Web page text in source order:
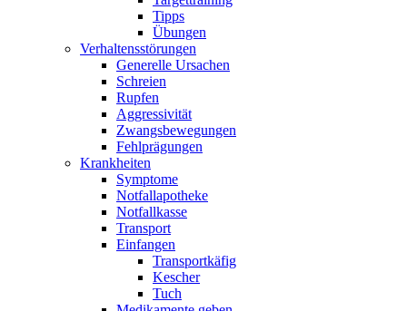
Tipps
Übungen
Verhaltensstörungen
Generelle Ursachen
Schreien
Rupfen
Aggressivität
Zwangsbewegungen
Fehlprägungen
Krankheiten
Symptome
Notfallapotheke
Notfallkasse
Transport
Einfangen
Transportkäfig
Kescher
Tuch